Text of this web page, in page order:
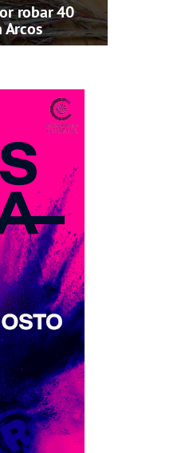
robar 40
Arcos